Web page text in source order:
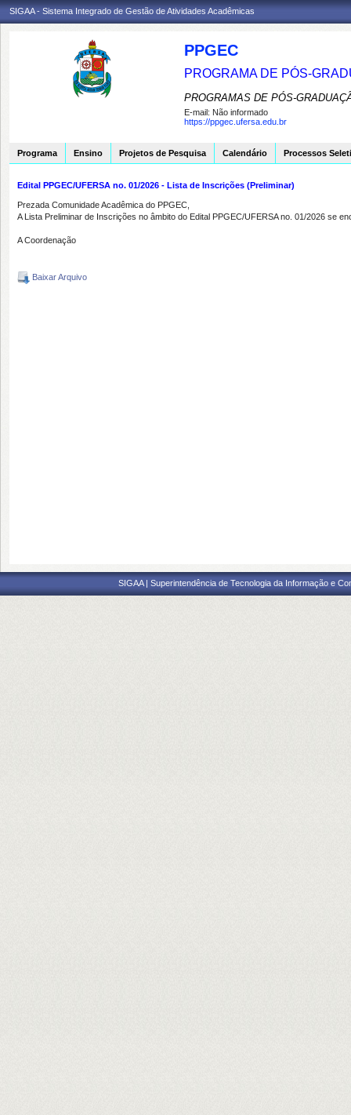
SIGAA - Sistema Integrado de Gestão de Atividades Acadêmicas
PPGEC
PROGRAMA DE PÓS-
PROGRAMAS DE PÓS-
E-mail: Não informado
https://ppgec.ufersa.edu.br
Programa Ensino Projetos de Pesquisa Calendário Processos
Edital PPGEC/UFERSA no. 01/2026 - Lista de Inscrições (Preliminar)
Prezada Comunidade Acadêmica do PPGEC,
A Lista Preliminar de Inscrições no âmbito do Edital PPGEC/UFERSA no. 01/2026 se
A Coordenação
Baixar Arquivo
SIGAA | Superintendência de Tecnologia da Informação e